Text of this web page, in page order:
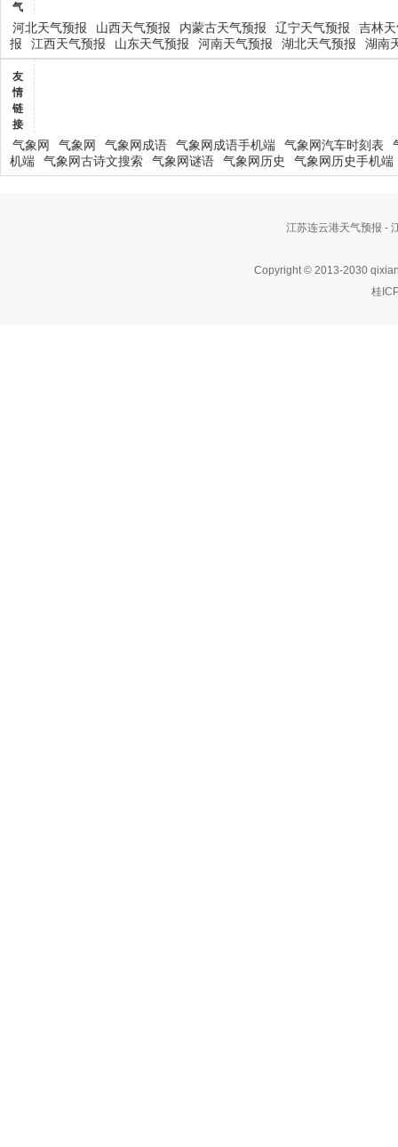
气
河北天气预报 山西天气预报 内蒙古天气预报 辽宁天气预报
吉林
报
江西天气预报 山东天气预报 河南天气预报 湖北天气预报 湖南
友
情
链
接
气象网 气象网 气象网成语 气象网成语手机端 气象网汽车时刻表
机端
气象网古诗文搜索 气象网谜语 气象网历史 气象网历史手机端
江苏连云港天气预报 -
Copyright © 2013-2030
桂